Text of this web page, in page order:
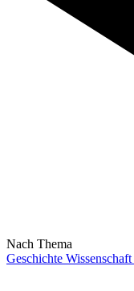
Nach Thema
Geschichte Wissenschaft